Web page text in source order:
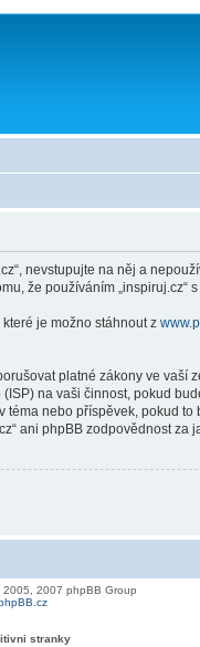
nevstupujte na něj a
že používáním „inspiruj.cz“
které je možno stáhnout z
platné zákony ve vaší
na vaši činnost, pokud
nebo příspěvek, pokud
ani phpBB zodpovědnost
2007 phpBB Group
stranky